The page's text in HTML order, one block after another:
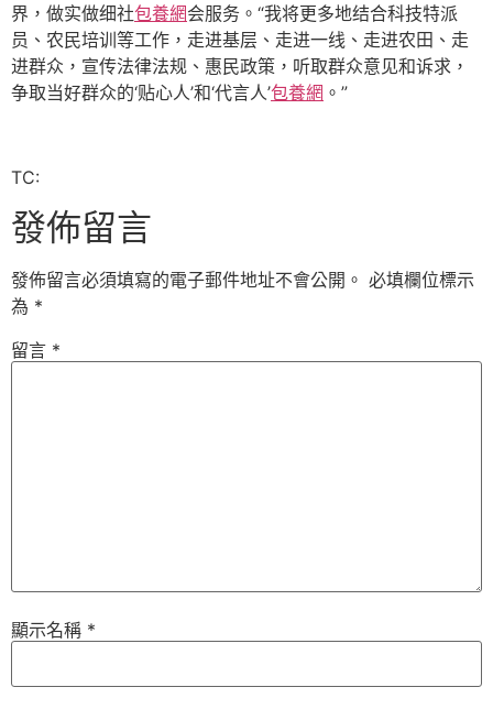
界，做实做细社包養網会服务。“我将更多地结合科技特派
员、农民培训等工作，走进基层、走进一线、走进农田、走
进群众，宣传法律法规、惠民政策，听取群众意见和诉求，
争取当好群众的‘贴心人’和‘代言人’包養網 。”
TC:
發佈留言
發佈留言必須填寫的電子郵件地址不會公開。 必填欄位標示
為 *
留言 *
顯示名稱 *